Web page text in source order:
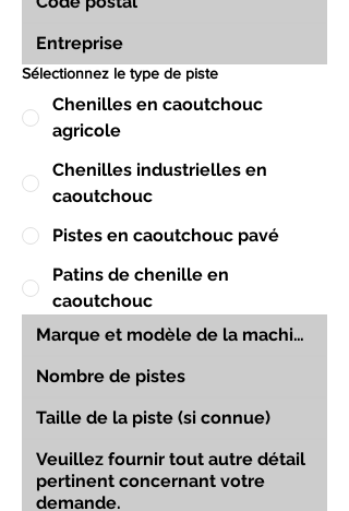
Sélectionnez le type de piste
Chenilles en caoutchouc
agricole
Chenilles industrielles en
caoutchouc
Pistes en caoutchouc pavé
Patins de chenille en
caoutchouc